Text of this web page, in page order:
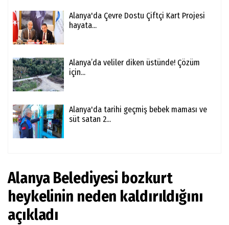
Alanya'da Çevre Dostu Çiftçi Kart Projesi
hayata...
Alanya’da veliler diken üstünde! Çözüm
için...
Alanya'da tarihi geçmiş bebek maması ve
süt satan 2...
Alanya Belediyesi bozkurt
heykelinin neden kaldırıldığını
açıkladı